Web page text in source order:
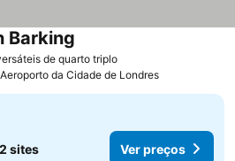
de quarto triploVer preços
Barking
da Cidade de Londres
sites Ver preços